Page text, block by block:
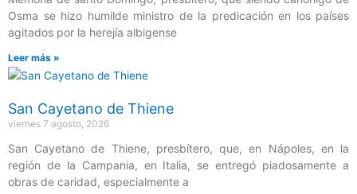
Osma se hizo humilde ministro de la predicación en los países
agitados por la herejía albigense
Leer más »
San Cayetano de Thiene
viernes 7 agosto, 2026
San Cayetano de Thiene, presbítero, que, en Nápoles, en la
región de la Campania, en Italia, se entregó piadosamente a
obras de caridad, especialmente a